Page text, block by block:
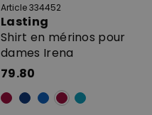
Article 334452
Lasting
Shirt en mérinos pour
dames Irena
79.80